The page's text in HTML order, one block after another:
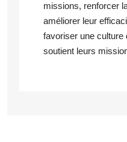
missions, renforcer
améliorer leur
favoriser une culture
soutient leurs